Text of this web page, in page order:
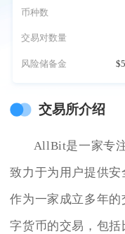
币种数
交易对数量
风险储备金
交易所介绍
AllBit是一家专
致力于为用户提供安
作为一家成立多年
字货币的交易，包